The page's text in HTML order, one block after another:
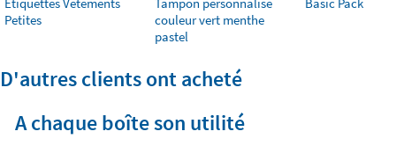
Petites
couleur vert menthe
pastel
D'autres clients ont acheté
A chaque boîte son utilité